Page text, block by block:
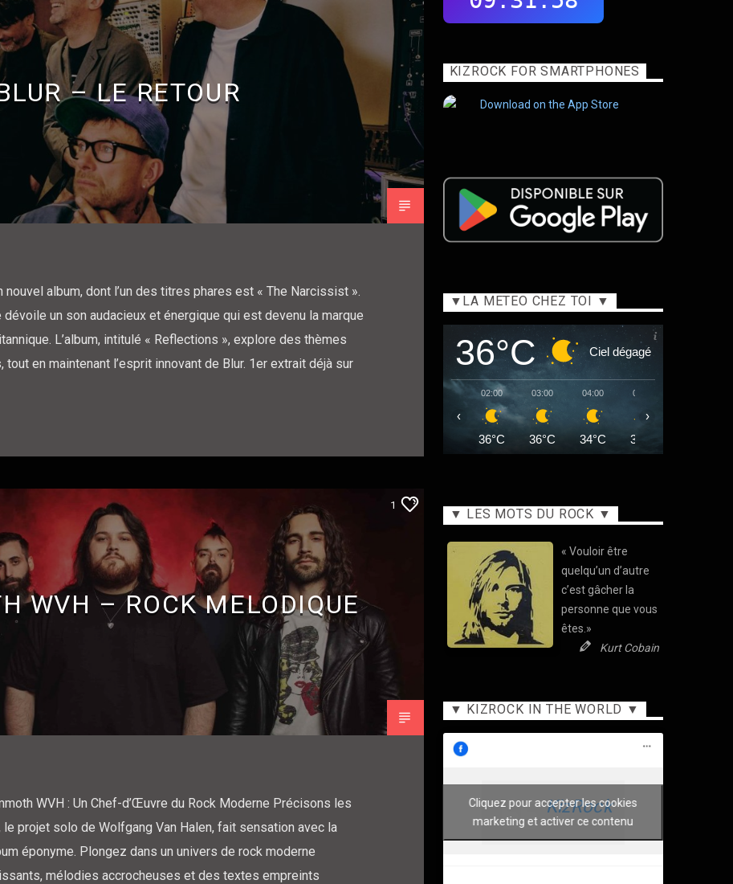
– LE RETOUR
nouvel album, dont l’un des titres phares est « The Narcissist ».
un son audacieux et énergique qui est devenu la marque
L’album, intitulé « Reflections », explore des thèmes
en maintenant l’esprit innovant de Blur. 1er extrait déjà sur
1
WVH – ROCK MELODIQUE
WVH : Un Chef-d’Œuvre du Rock Moderne Précisons les
projet solo de Wolfgang Van Halen, fait sensation avec la
éponyme. Plongez dans un univers de rock moderne
mélodies accrocheuses et des textes empreints
KIZROCK FOR SMARTPHONES
▼LA METEO CHEZ TOI ▼
36°C Ciel dégagé
02:00
36°C
03:00
36°C
04:00
34°C
05:00
34°C
‹ ›
▼ LES MOTS DU ROCK ▼
« Vouloir être
quelqu’un d’autre
c’est gâcher la
personne que vous
êtes.»
Kurt Cobain
▼ KIZROCK IN THE WORLD ▼
KizRock
Cliquez pour accepter les cookies
marketing et activer ce contenu